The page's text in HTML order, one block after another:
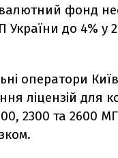
фонд
до 4% у
оператори
ліцензій для
2300 та 2600